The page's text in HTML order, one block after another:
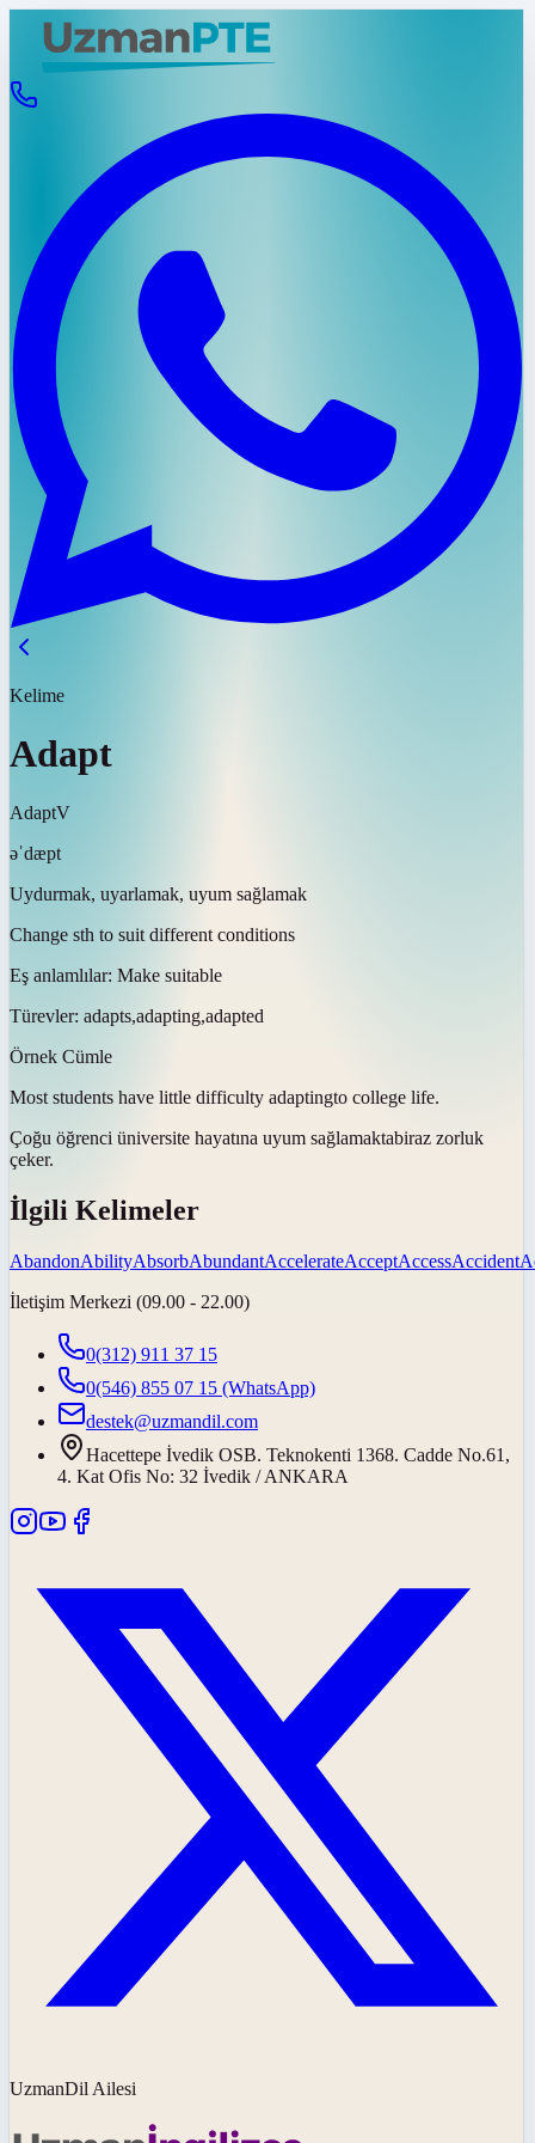
Kelime
Adapt
AdaptV
əˈdæpt
Uydurmak, uyarlamak, uyum sağlamak
Change sth to suit different conditions
Eş anlamlılar: Make suitable
Türevler: adapts,adapting,adapted
Örnek Cümle
Most students have little difficulty adaptingto college life.
Çoğu öğrenci üniversite hayatına uyum sağlamaktabiraz zorluk
çeker.
İlgili Kelimeler
AbandonAbilityAbsorbAbundantAccelerateAcceptAccessAccident
İletişim Merkezi (09.00 - 22.00)
0(312) 911 37 15
0(546) 855 07 15 (WhatsApp)
destek@uzmandil.com
Hacettepe İvedik OSB. Teknokenti 1368. Cadde No.61,
4. Kat Ofis No: 32 İvedik / ANKARA
UzmanDil Ailesi